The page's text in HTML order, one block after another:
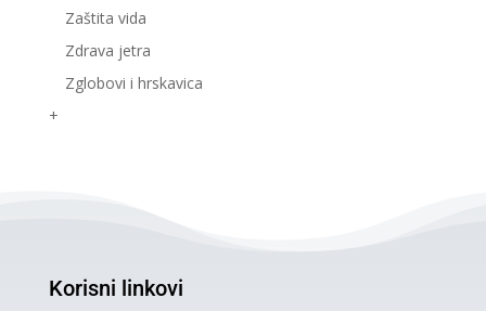
Zaštita vida
Zdrava jetra
Zglobovi i hrskavica
+
Korisni linkovi